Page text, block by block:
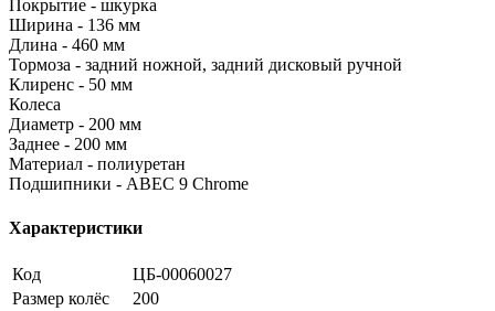
Покрытие - шкурка
Ширина - 136 мм
Длина - 460 мм
Тормоза - задний ножной, задний дисковый ручной
Клиренс - 50 мм
Колеса
Диаметр - 200 мм
Заднее - 200 мм
Материал - полиуретан
Подшипники - ABEC 9 Chrome
Характеристики
Код
ЦБ-00060027
Размер колёс
200